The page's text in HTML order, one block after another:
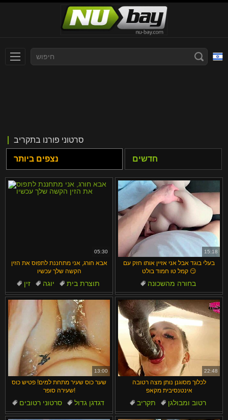
Deutsch
Српски
Norsk
ภาษาไทย
Bahasa Melayu
Ελληνικά
Čeština
Magyar
الع َر َب ِية.
Português
Русский
Español
Română
Svenska
Français
English
日本語
ह िन ्द ी
Türkçe
Български
Dansk
סרטוני פורנו בתקריב
נצפים ביותר חדשים
05:30
אבא חורג, אני מתחננת לתפוס את הזין
הקשה שלך עכשיו
זין יוגה
תוצרת בית
בדסמ
מסיבה
15:18
בעלי בוגד אבל אני אזיין אותו חזק עם
קמל טו חמוד בולט 😏
בחורה מהשכונה
רגליים חשופות
שכנים
תוצרת בית
חבר
13:00
שער כוס שעיר מתחת למים! פטיש כוס
שעירה סופר!
סרטוני רטובים
דגדגן גדול
סולו
תוצרת בית דגדגן
22:48
לכלוך מסוגנן נותן מצה רטובה
אינטנסיבית מקאפ
תקריב
רטוב ומבולגן
אלגנטי
חובבנים חבר